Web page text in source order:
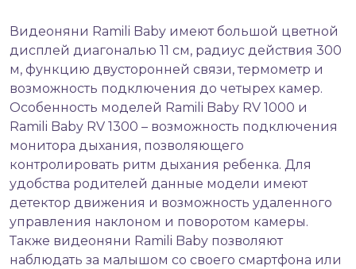
Видеоняни Ramili Baby имеют большой цветной
дисплей диагональю 11 см, радиус действия 300
м, функцию двусторонней связи, термометр и
возможность подключения до четырех камер.
Особенность моделей Ramili Baby RV 1000 и
Ramili Baby RV 1300 – возможность подключения
монитора дыхания, позволяющего
контролировать ритм дыхания ребенка. Для
удобства родителей данные модели имеют
детектор движения и возможность удаленного
управления наклоном и поворотом камеры.
Также видеоняни Ramili Baby позволяют
наблюдать за малышом со своего смартфона или